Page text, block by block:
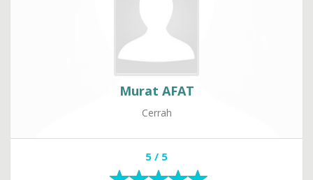
Murat AFAT
Cerrah
5 / 5